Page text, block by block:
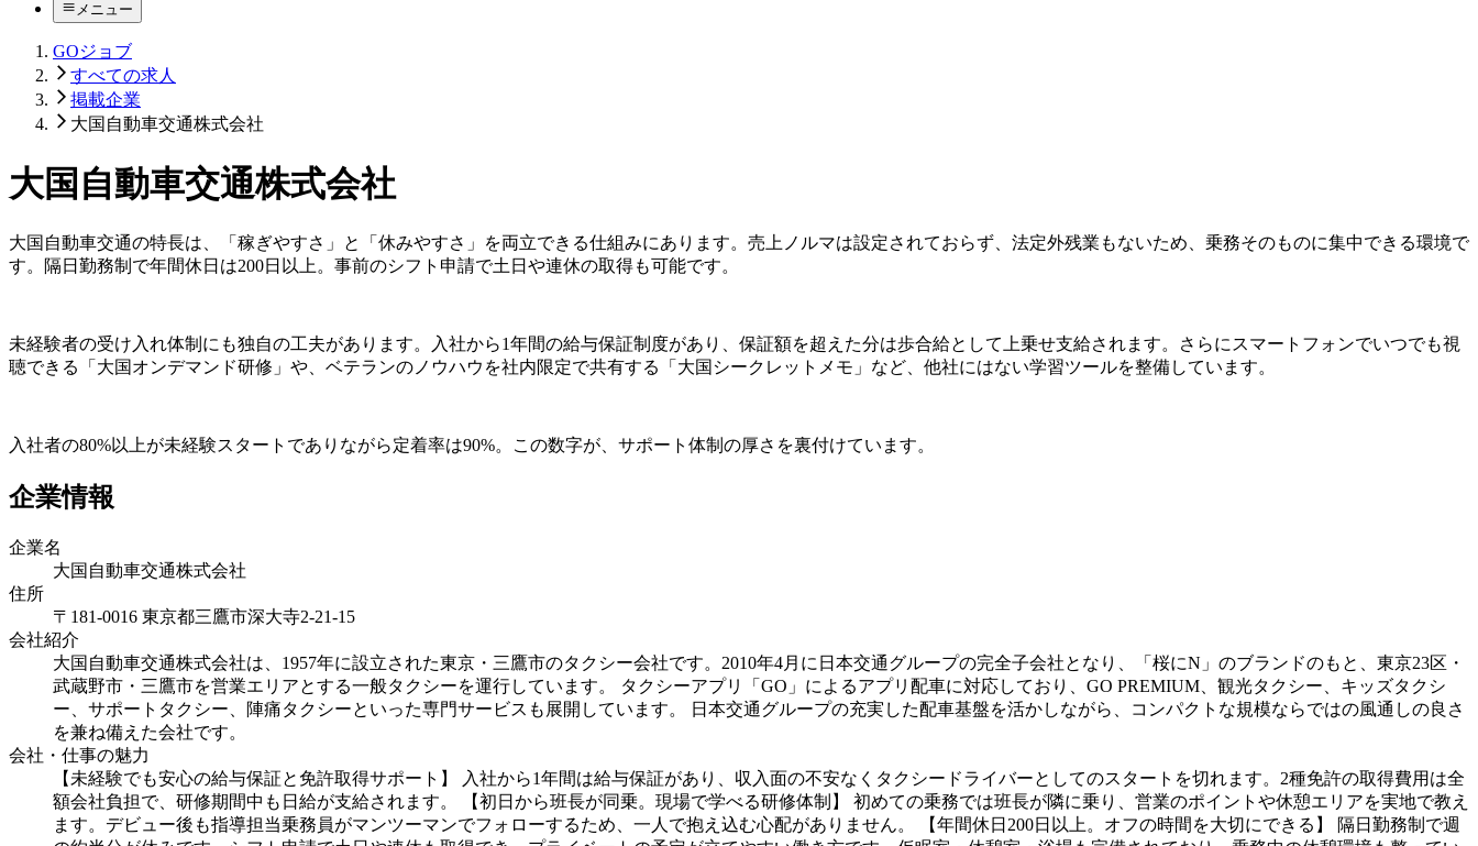
メニュー
GOジョブ
すべての求人
掲載企業
大国自動車交通株式会社
大国自動車交通株式会社
大国自動車交通の特長は、「稼ぎやすさ」と「休みやすさ」を両立できる仕組みにあります。売上ノルマは設定されておらず、法定外残業もないため、乗務そのものに集中できる環境で
す。隔日勤務制で年間休日は200日以上。事前のシフト申請で土日や連休の取得も可能です。
未経験者の受け入れ体制にも独自の工夫があります。入社から1年間の給与保証制度があり、保証額を超えた分は歩合給として上乗せ支給されます。さらにスマートフォンでいつでも視
聴できる「大国オンデマンド研修」や、ベテランのノウハウを社内限定で共有する「大国シークレットメモ」など、他社にはない学習ツールを整備しています。
入社者の80%以上が未経験スタートでありながら定着率は90%。この数字が、サポート体制の厚さを裏付けています。
企業情報
企業名
大国自動車交通株式会社
住所
〒181-0016 東京都三鷹市深大寺2-21-15
会社紹介
大国自動車交通株式会社は、1957年に設立された東京・三鷹市のタクシー会社です。2010年4月に日本交通グループの完全子会社となり、「桜にN」のブランドのもと、東京23区・
武蔵野市・三鷹市を営業エリアとする一般タクシーを運行しています。 タクシーアプリ「GO」によるアプリ配車に対応しており、GO PREMIUM、観光タクシー、キッズタクシ
ー、サポートタクシー、陣痛タクシーといった専門サービスも展開しています。 日本交通グループの充実した配車基盤を活かしながら、コンパクトな規模ならではの風通しの良さ
を兼ね備えた会社です。
会社・仕事の魅力
【未経験でも安心の給与保証と免許取得サポート】 入社から1年間は給与保証があり、収入面の不安なくタクシードライバーとしてのスタートを切れます。2種免許の取得費用は全
額会社負担で、研修期間中も日給が支給されます。 【初日から班長が同乗。現場で学べる研修体制】 初めての乗務では班長が隣に乗り、営業のポイントや休憩エリアを実地で教え
ます。デビュー後も指導担当乗務員がマンツーマンでフォローするため、一人で抱え込む心配がありません。 【年間休日200日以上。オフの時間を大切にできる】 隔日勤務制で週